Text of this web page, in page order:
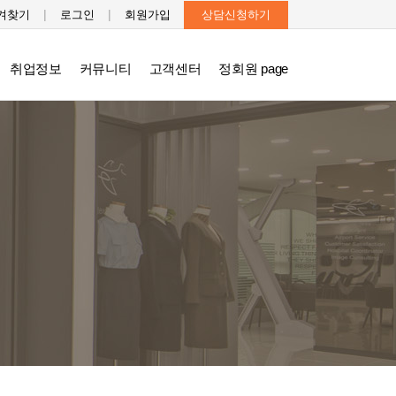
찾기 | 로그인 | 회원가입 상담신청하기
취업정보 커뮤니티 고객센터 정회원 page